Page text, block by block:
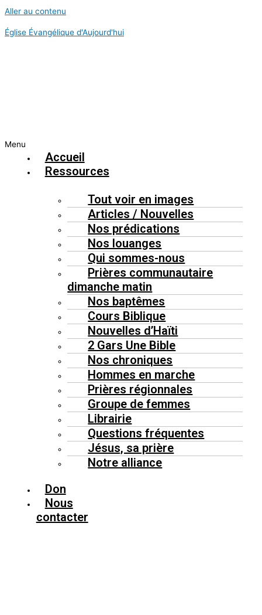
Aller au contenu
Église Évangélique d'Aujourd'hui
Menu
Accueil
Ressources
Tout voir en images
Articles / Nouvelles
Nos prédications
Nos louanges
Qui sommes-nous
Prières communautaire
dimanche matin
Nos baptêmes
Cours Biblique
Nouvelles d’Haïti
2 Gars Une Bible
Nos chroniques
Hommes en marche
Prières régionnales
Groupe de femmes
Librairie
Questions fréquentes
Jésus, sa prière
Notre alliance
Don
Nous
contacter